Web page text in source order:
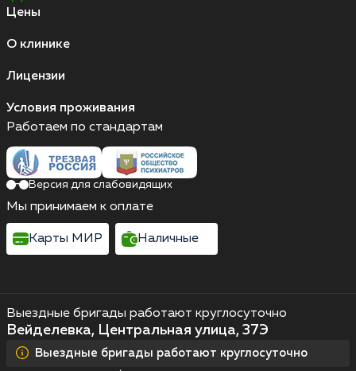
Цены
О клинике
Лицензии
Условия проживания
Выездные бригады работают круглосуточно
Вейделевка, Центральная улица, 37Э
Выездные бригады работают круглосуточно
Работаем по стандартам
Версия для слабовидящих
Мы принимаем к оплате
Карты МИР Наличные